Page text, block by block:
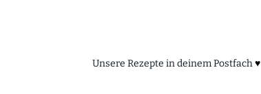
Unsere Rezepte in deinem Postfach♥